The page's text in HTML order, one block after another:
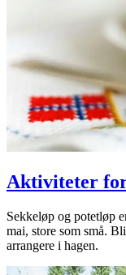
Aktiviteter
Sekkeløp og potetløp
mai, store som små.
arrangere i hagen.